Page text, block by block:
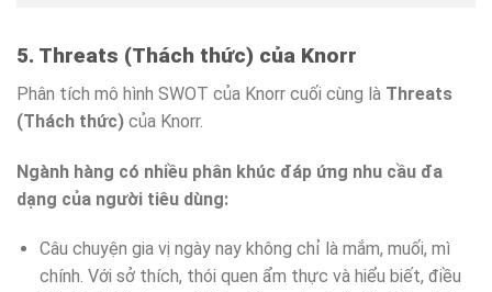
5. Threats (Thách thức) của Knorr
Phân tích mô hình SWOT của Knorr cuối cùng là Threats
(Thách thức) của Knorr.
Ngành hàng có nhiều phân khúc đáp ứng nhu cầu đa
dạng của người tiêu dùng:
Câu chuyện gia vị ngày nay không chỉ là mắm, muối, mì
chính. Với sở thích, thói quen ẩm thực và hiểu biết, điều